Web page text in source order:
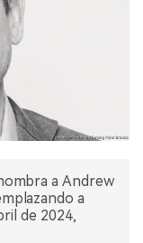
a Andrew
a
de 2024,